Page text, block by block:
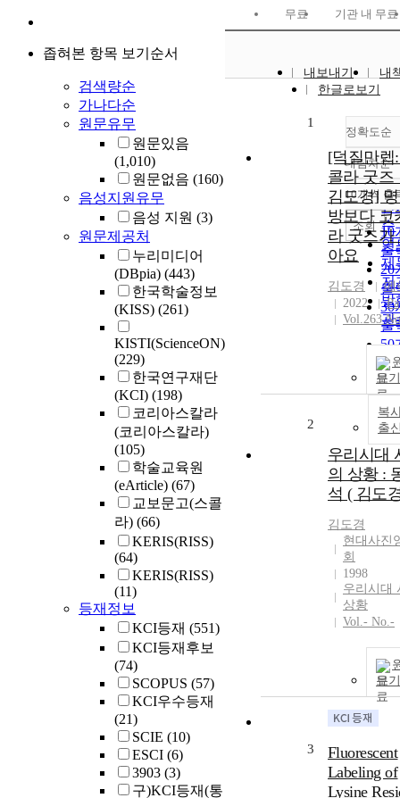
좁혀본 항목 보기순서
검색량순
가나다순
원문유무
원문있음
(1,010)
원문없음 (160)
음성지원유무
음성 지원 (3)
원문제공처
누리미디어
(DBpia) (443)
한국학술정보
(KISS) (261)
KISTI(ScienceON)
(229)
한국연구재단
(KCI) (198)
코리아스칼라
(코리아스칼라)
(105)
학술교육원
(eArticle) (67)
교보문고(스콜
라) (66)
KERIS(RISS)
(64)
KERIS(RISS)
(11)
등재정보
KCI등재 (551)
KCI등재후보
(74)
SCOPUS (57)
KCI우수등재
(21)
SCIE (10)
ESCI (6)
3903 (3)
구)KCI등재(통
무료 기관 내 무료
내보내기
내
한글로보기
정확도순
정
순
인
순
연
제
저
발
관
내림차순
내
10개씩 출
10
출
20
출
30
출
50
출
조회
1
[덕질만렙
콜라 굿즈
김도경]
방보다 코
라 굿즈가
아요
김도경
메
2022
Vol.263
보기
복
출
2
우리시대
의 상황 :
석 ( 김도
김도경
현대사진
회
1998
우리시대
상황
Vol.- No.-
보기
3
Fluorescent
Labeling of
Lysine